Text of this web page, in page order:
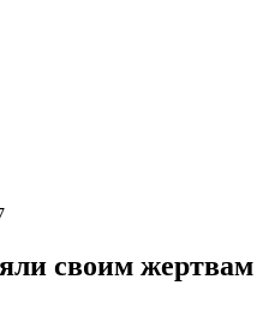
своим жертвам